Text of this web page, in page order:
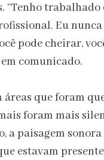
“Tenho
Eu
pode cheirar,
comunicado.
que foram
foram mais
a paisagem
estavam